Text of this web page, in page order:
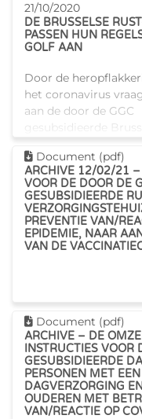
21/10/2020
DE BRUSSELSE
PASSEN HUN
GOLF AAN
Door de
het coronavirus
aan de door de GGC
gesubsidieerde
hun werkingsregels
De bezoeken en
Dit document
Document (pdf)
ARCHIVE 12/02/21 –
VOOR DE DOOR DE
GESUBSIDIEERDE
PREVENTIE VAN/
EPIDEMIE, NAAR
VAN DE
Dit document
Document (pdf)
ARCHIVE – DE
INSTRUCTIES VOOR
GESUBSIDIEERDE
PERSONEN MET
DAGVERZORGING
OUDEREN MET
VAN/REACTIE OP